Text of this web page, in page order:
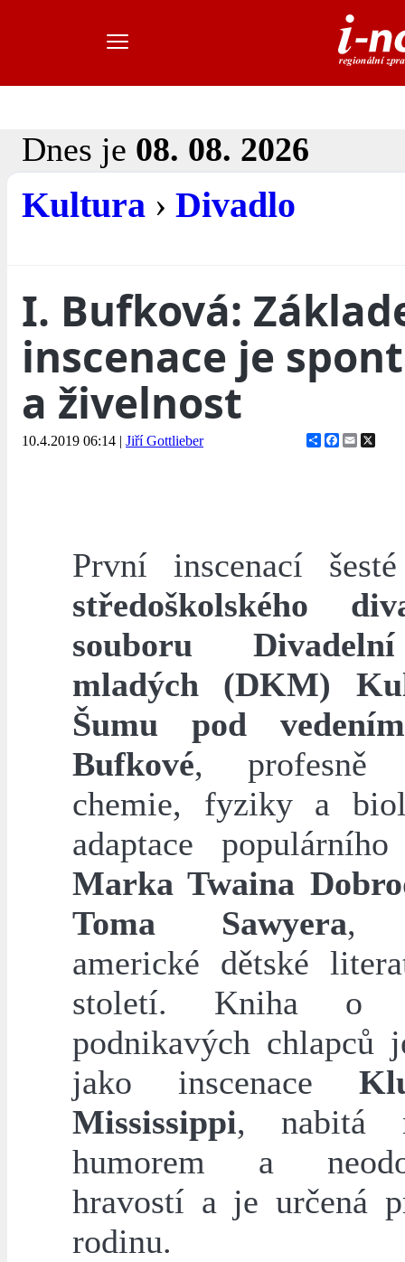
Dnes je 08. 08. 2026
Kultura › Divadlo
I. Bufková:
inscenace je
a živelnost
10.4.2019 06:14 | Jiří Gottlieber ShareFacebook
Email
První inscenací
středoškolského
souboru
mladých (DKM)
Šumu pod
Bufkové, profesně
chemie, fyziky a
adaptace
Marka Twaina
Toma Sawyera,
americké dětské
století. Kniha o
podnikavých chlapců
jako inscenace
Mississippi, nabitá
humorem a
hravostí a je určená
rodinu.